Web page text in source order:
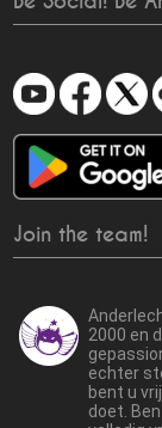
Join the team!
2000 en
echter
bent u
doet.